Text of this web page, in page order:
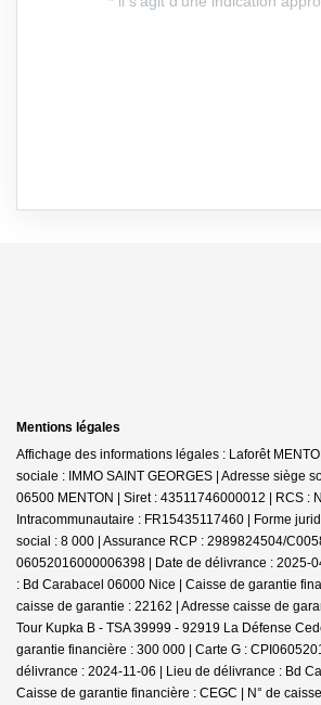
Mentions légales
Affichage des informations légales : Laforêt
sociale : IMMO SAINT GEORGES | Adresse siège
06500 MENTON | Siret : 43511746000012 | RCS :
Intracommunautaire : FR15435117460 | Forme
social : 8 000 | Assurance RCP : 2989824504/
06052016000006398 | Date de délivrance : 2025-
: Bd Carabacel 06000 Nice | Caisse de garantie
caisse de garantie : 22162 | Adresse caisse de
Tour Kupka B - TSA 39999 - 92919 La Défense
garantie financière : 300 000 | Carte G :
délivrance : 2024-11-06 | Lieu de délivrance : Bd
Caisse de garantie financière : CEGC | N° de